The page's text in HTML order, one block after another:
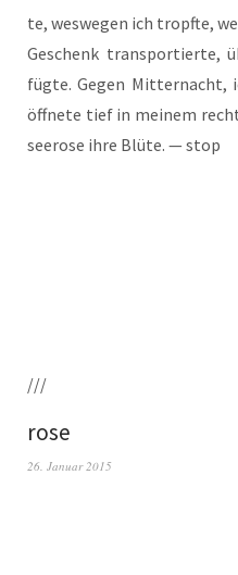
te, wes­we­gen ich tropf­te,
Geschenk trans­por­tier­te,
füg­te. Gegen Mit­ter­nacht,
öff­ne­te tief in mei­nem
see­ro­se ihre Blü­te. — stop
///
rose
26. Januar 2015